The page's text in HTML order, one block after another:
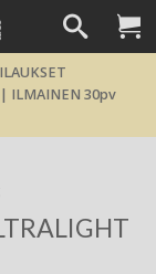
| ILMAINEN 30pv